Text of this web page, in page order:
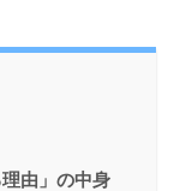
由」の中身